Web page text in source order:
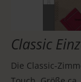
Classic
Die Classic-